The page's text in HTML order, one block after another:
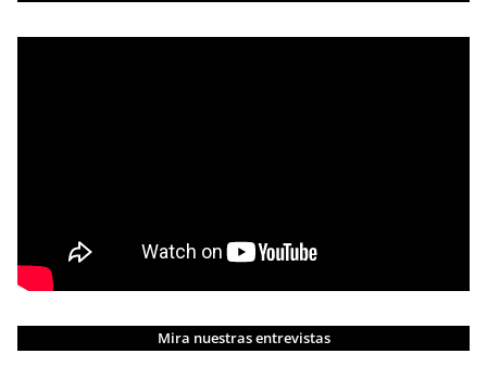
Mira nuestras entrevistas